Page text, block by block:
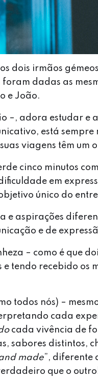
dois irmãos
dadas as
e João.
–, adora estudar e
está
viagens têm um
cinco minutos
em
único do
e aspirações
e de
– como é que
tendo recebido os
todos nós) –
cada
cada vivência de
sabores distintos,
made”, diferente
que o